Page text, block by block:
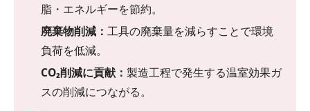
脂・エネルギーを節約。
廃棄物削減： 工具の廃棄量を減らすことで環境
負荷を低減。
CO₂削減に貢献： 製造工程で発生する温室効果ガ
スの削減につながる。